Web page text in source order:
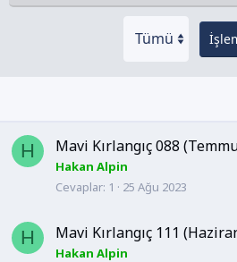
H Mavi Kırlangıç 088
Hakan Alpin
Cevaplar 1 25 Ağu 2023
H Mavi Kırlangıç 111
Hakan Alpin